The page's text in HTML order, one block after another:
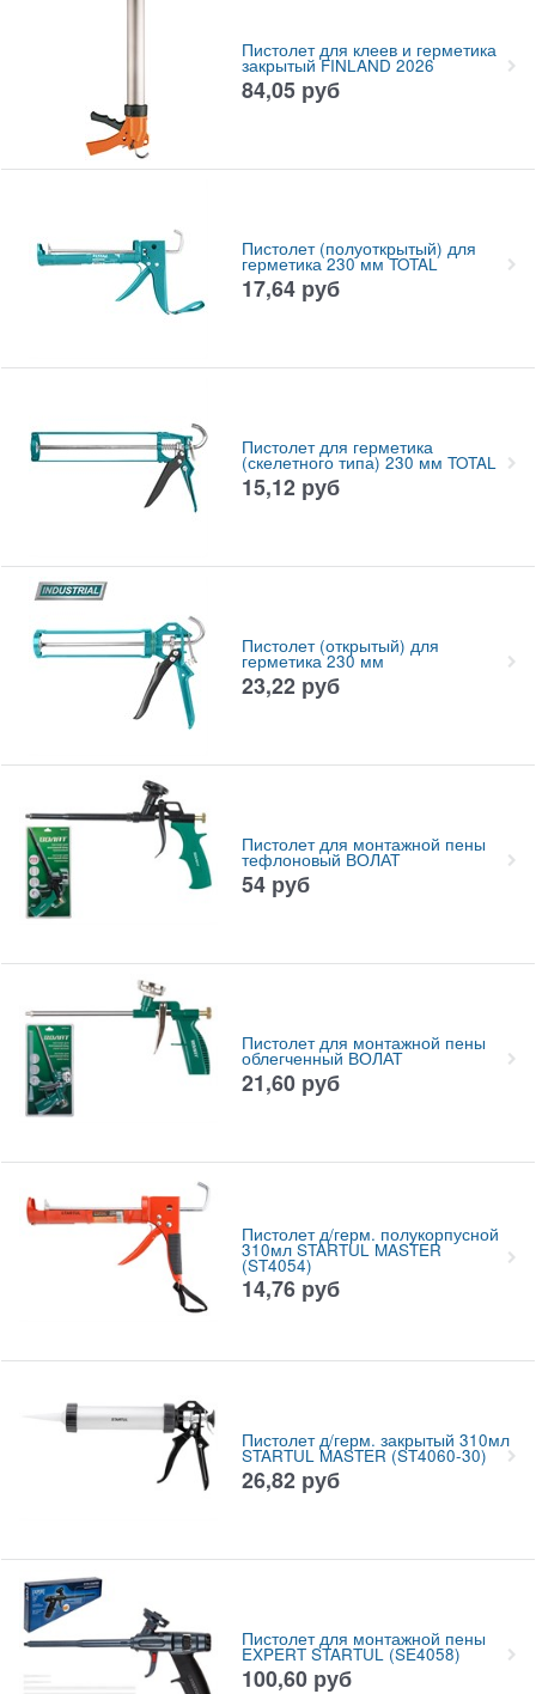
Пистолет для клеев и герметика
закрытый FINLAND 2026
84,05 руб
Пистолет (полуоткрытый) для
герметика 230 мм TOTAL
17,64 руб
Пистолет для герметика
(скелетного типа) 230 мм TOTAL
15,12 руб
Пистолет (открытый) для
герметика 230 мм
23,22 руб
Пистолет для монтажной пены
тефлоновый ВОЛАТ
54 руб
Пистолет для монтажной пены
облегченный ВОЛАТ
21,60 руб
Пистолет д/герм. полукорпусной
310мл STARTUL MASTER
(ST4054)
14,76 руб
Пистолет д/герм. закрытый 310мл
STARTUL MASTER (ST4060-30)
26,82 руб
Пистолет для монтажной пены
EXPERT STARTUL (SE4058)
100,60 руб